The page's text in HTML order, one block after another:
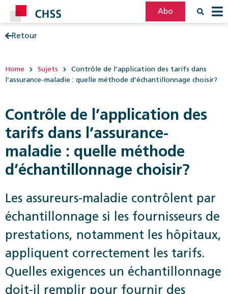
Abo
Retour
Home Sujets
Contrôle de l’application des tarifs dans
l’assurance-maladie : quelle méthode d’échantillonnage choisir?
Contrôle de l’application des
tarifs dans l’assurance-
maladie : quelle méthode
d’échantillonnage choisir?
Les assureurs-maladie contrôlent par
échantillonnage si les fournisseurs de
prestations, notamment les hôpitaux,
appliquent correctement les tarifs.
Quelles exigences un échantillonnage
doit-il remplir pour fournir des